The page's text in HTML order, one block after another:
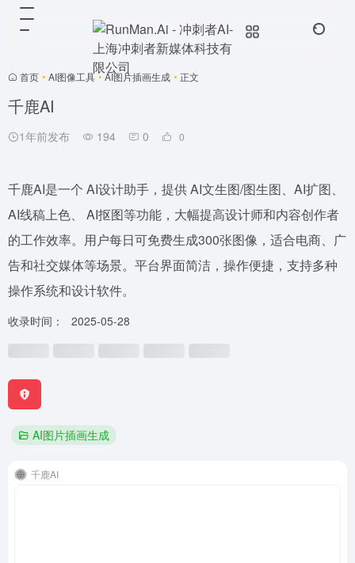
首页 • AI图像工具 • AI图片插画生成 • 正文
千鹿AI
1年前发布 194 0 0
千鹿AI是一个 AI设计助手，提供 AI文生图/图生图、AI扩图、
AI线稿上色、 AI抠图等功能，大幅提高设计师和内容创作者
的工作效率。用户每日可免费生成300张图像，适合电商、广
告和社交媒体等场景。平台界面简洁，操作便捷，支持多种
操作系统和设计软件。
收录时间： 2025-05-28
AI图片插画生成
千鹿AI